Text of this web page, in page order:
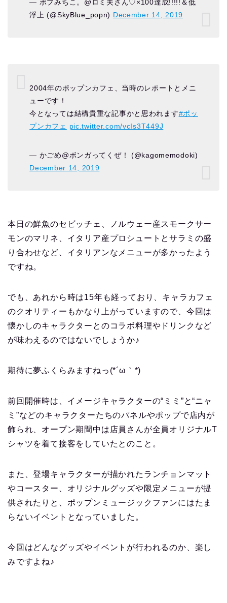
— ポプみちこ。@ロミ夫さん♡×100達成!!!!!＆低
浮上 (@SkyBlue_popn) December 14, 2019
2004年のポップンカフェ、当時のレポートとメニ
ューです！
今となっては結構貴重な記事かと思われます#ポッ
プンカフェ
pic.twitter.com/vcIs3T449J
— かごめ@ボンガってくぜ！ (@kagomemodoki)
December 14, 2019
本日の鮮魚のセビッチェ、ノルウェー産スモークサー
モンのマリネ、イタリア産プロシュートとサラミの盛
り合わせなど、イタリアンなメニューが多かったよう
ですね。
でも、あれから時は15年も経っており、キャラカフェ
のクオリティーもかなり上がっていますので、今回は
懐かしのキャラクターとのコラボ料理やドリンクなど
が味わえるのではないでしょうか♪
期待に夢ふくらみますねっ(*´ω｀*)
前回開催時は、イメージキャラクターの“ミミ”と“ニャ
ミ”などのキャラクターたちのパネルやポップで店内が
飾られ、オープン期間中は店員さんが全員オリジナルT
シャツを着て接客をしていたとのこと。
また、登場キャラクターが描かれたランチョンマット
やコースター、オリジナルグッズや限定メニューが提
供されたりと、ポップンミュージックファンにはたま
らないイベントとなっていました。
今回はどんなグッズやイベントが行われるのか、楽し
みですよね♪